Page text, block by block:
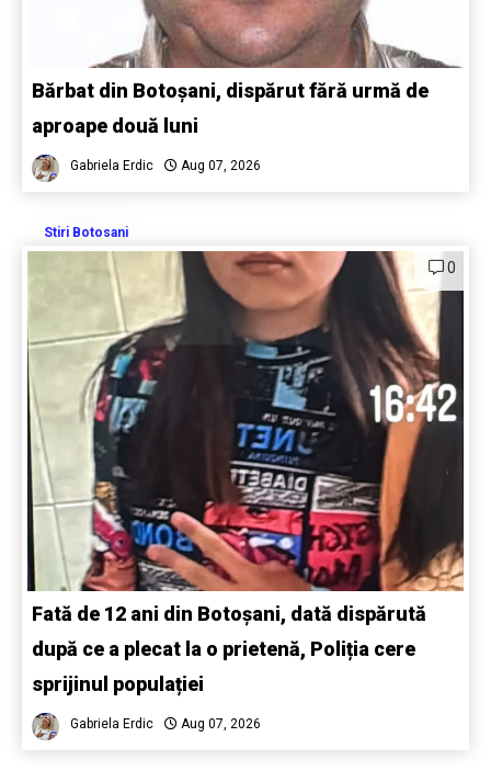
Bărbat din Botoșani, dispărut fără urmă de
aproape două luni
Gabriela Erdic Aug 07, 2026
Stiri Botosani
0
Fată de 12 ani din Botoșani, dată dispărută
după ce a plecat la o prietenă, Poliția cere
sprijinul populației
Gabriela Erdic Aug 07, 2026